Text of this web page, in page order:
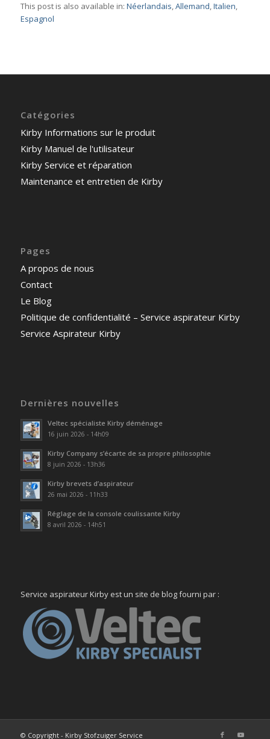
This post is also available in: Néerlandais Allemand Italien
Espagnol
Catégories
Kirby Informations sur le produit
Kirby Manuel de l'utilisateur
Kirby Service et réparation
Maintenance et entretien de Kirby
Pages
A propos de nous
Contact
Le Blog
Politique de confidentialité – Service aspirateur Kirby
Service Aspirateur Kirby
Dernières nouvelles
Veltec spécialiste Kirby déménage
16 juin 2026 - 14h09
Kirby Company s’écarte de sa propre philosophie
8 juin 2026 - 13h36
Kirby brevets d’aspirateur
26 mai 2026 - 11h33
Réglage de la console coulissante Kirby
8 avril 2026 - 14h51
Service aspirateur Kirby est un site de blog fourni par :
© Copyright - Kirby Stofzuiger Service